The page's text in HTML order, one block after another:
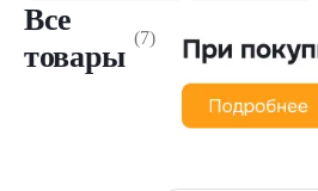
Все
товары
(7)